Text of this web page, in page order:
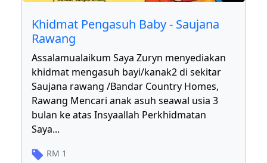
Khidmat Pengasuh Baby - Saujana
Rawang
Assalamualaikum Saya Zuryn menyediakan
khidmat mengasuh bayi/kanak2 di sekitar
Saujana rawang /Bandar Country Homes,
Rawang Mencari anak asuh seawal usia 3
bulan ke atas Insyaallah Perkhidmatan
Saya...
RM 1